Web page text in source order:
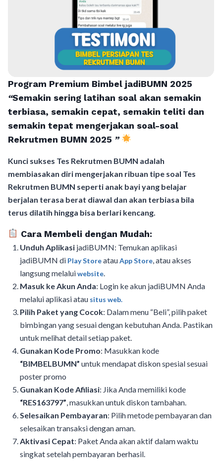
Program Premium Bimbel jadiBUMN 2025
“Semakin sering latihan soal akan semakin
terbiasa, semakin cepat, semakin teliti dan
semakin tepat mengerjakan soal-soal
Rekrutmen BUMN 2025 ”
Kunci sukses Tes Rekrutmen BUMN adalah
membiasakan diri mengerjakan ribuan tipe soal Tes
Rekrutmen BUMN seperti anak bayi yang belajar
berjalan terasa berat diawal dan akan terbiasa bila
terus dilatih hingga bisa berlari kencang.
Cara Membeli dengan Mudah:
Unduh Aplikasi jadiBUMN: Temukan aplikasi
jadiBUMN di Play StoreatauApp Store , atau akses
langsung melaluiwebsite
Masuk ke Akun Anda: Login ke akun jadiBUMN Anda
melalui aplikasi atau situs web.
Pilih Paket yang Cocok: Dalam menu “Beli”, pilih paket
bimbingan yang sesuai dengan kebutuhan Anda. Pastikan
untuk melihat detail setiap paket.
Gunakan Kode Promo: Masukkan kode
“BIMBELBUMN” untuk mendapat diskon spesial sesuai
poster promo
Gunakan Kode Afiliasi: Jika Anda memiliki kode
“RES163797” , masukkan untuk diskon tambahan.
Selesaikan Pembayaran: Pilih metode pembayaran dan
selesaikan transaksi dengan aman.
Aktivasi Cepat: Paket Anda akan aktif dalam waktu
singkat setelah pembayaran berhasil.